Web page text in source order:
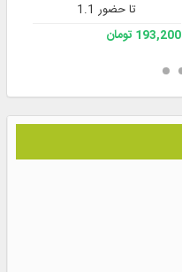
تا حضور 1.1
193,200 تومان